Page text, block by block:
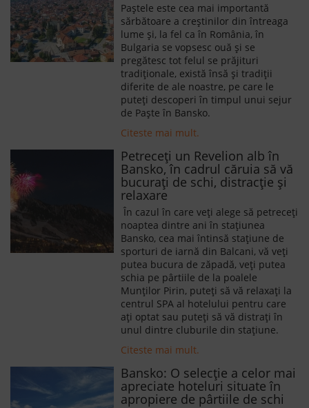
Paștele este cea mai importantă
sărbătoare a creștinilor din întreaga
lume și, la fel ca în România, în
Bulgaria se vopsesc ouă și se
pregătesc tot felul se prăjituri
tradiționale, există însă și tradiții
diferite de ale noastre, pe care le
puteți descoperi în timpul unui sejur
de Paște în Bansko.
Citeste mai mult.
Petreceți un Revelion alb în
Bansko, în cadrul căruia să vă
bucurați de schi, distracție și
relaxare
În cazul în care veți alege să petreceți
noaptea dintre ani în stațiunea
Bansko, cea mai întinsă stațiune de
sporturi de iarnă din Balcani, vă veți
putea bucura de zăpadă, veți putea
schia pe pârtiile de la poalele
Munților Pirin, puteți să vă relaxați la
centrul SPA al hotelului pentru care
ați optat sau puteți să vă distrați în
unul dintre cluburile din stațiune.
Citeste mai mult.
Bansko: O selecție a celor mai
apreciate hoteluri situate în
apropiere de pârtiile de schi